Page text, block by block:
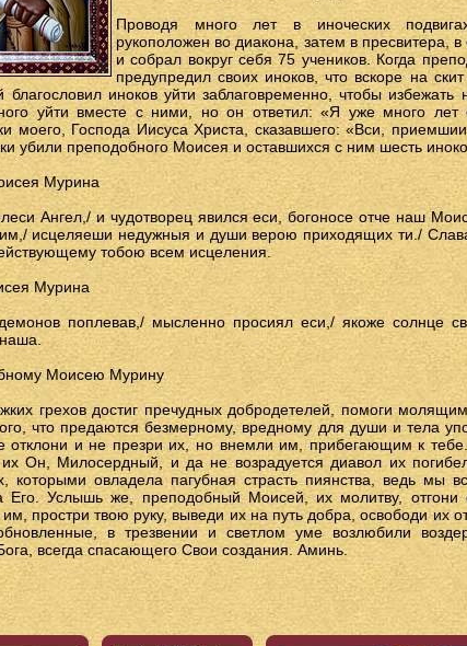
Проводя много лет в иноческих
рукоположен во диакона, затем в пресвитера,
и собрал вокруг себя 75 учеников. Когда
предупредил своих иноков, что вскоре на
благословил иноков уйти заблаговременно, чтобы избежать
уйти вместе с ними, но он ответил: «Я уже много
моего, Господа Иисуса Христа, сказавшего: «Вси,
убили преподобного Моисея и оставшихся с ним шесть
Мурина
Ангел,/ и чудотворец явился еси, богоносе отче наш
исцеляеши недужныя и души верою приходящих ти./
тобою всем исцеления.
Мурина
поплевав,/ мысленно просиял еси,/ якоже солнце
Моисею Мурину
грехов достиг пречудных добродетелей, помоги
что предаются безмерному, вредному для души и тела
отклони и не презри их, но внемли им, прибегающим к
Он, Милосердный, и да не возрадуется диавол их
которыми овладела пагубная страсть пиянства, ведь мы
Услышь же, преподобный Моисей, их молитву, отгони
простри твою руку, выведи их на путь добра, освободи их
в трезвении и светлом уме возлюбили
всегда спасающего Свои создания. Аминь.